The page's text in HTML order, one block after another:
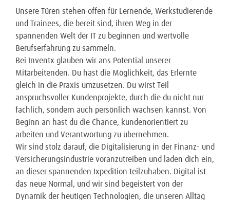
Unsere Türen stehen offen für Lernende, Werkstudierende
und Trainees, die bereit sind, ihren Weg in der
spannenden Welt der IT zu beginnen und wertvolle
Berufserfahrung zu sammeln.
Bei Inventx glauben wir ans Potential unserer
Mitarbeitenden. Du hast die Möglichkeit, das Erlernte
gleich in die Praxis umzusetzen. Du wirst Teil
anspruchsvoller Kundenprojekte, durch die du nicht nur
fachlich, sondern auch persönlich wachsen kannst. Von
Beginn an hast du die Chance, kundenorientiert zu
arbeiten und Verantwortung zu übernehmen.
Wir sind stolz darauf, die Digitalisierung in der Finanz- und
Versicherungsindustrie voranzutreiben und laden dich ein,
an dieser spannenden Ixpedition teilzuhaben. Digital ist
das neue Normal, und wir sind begeistert von der
Dynamik der heutigen Technologien, die unseren Alltag